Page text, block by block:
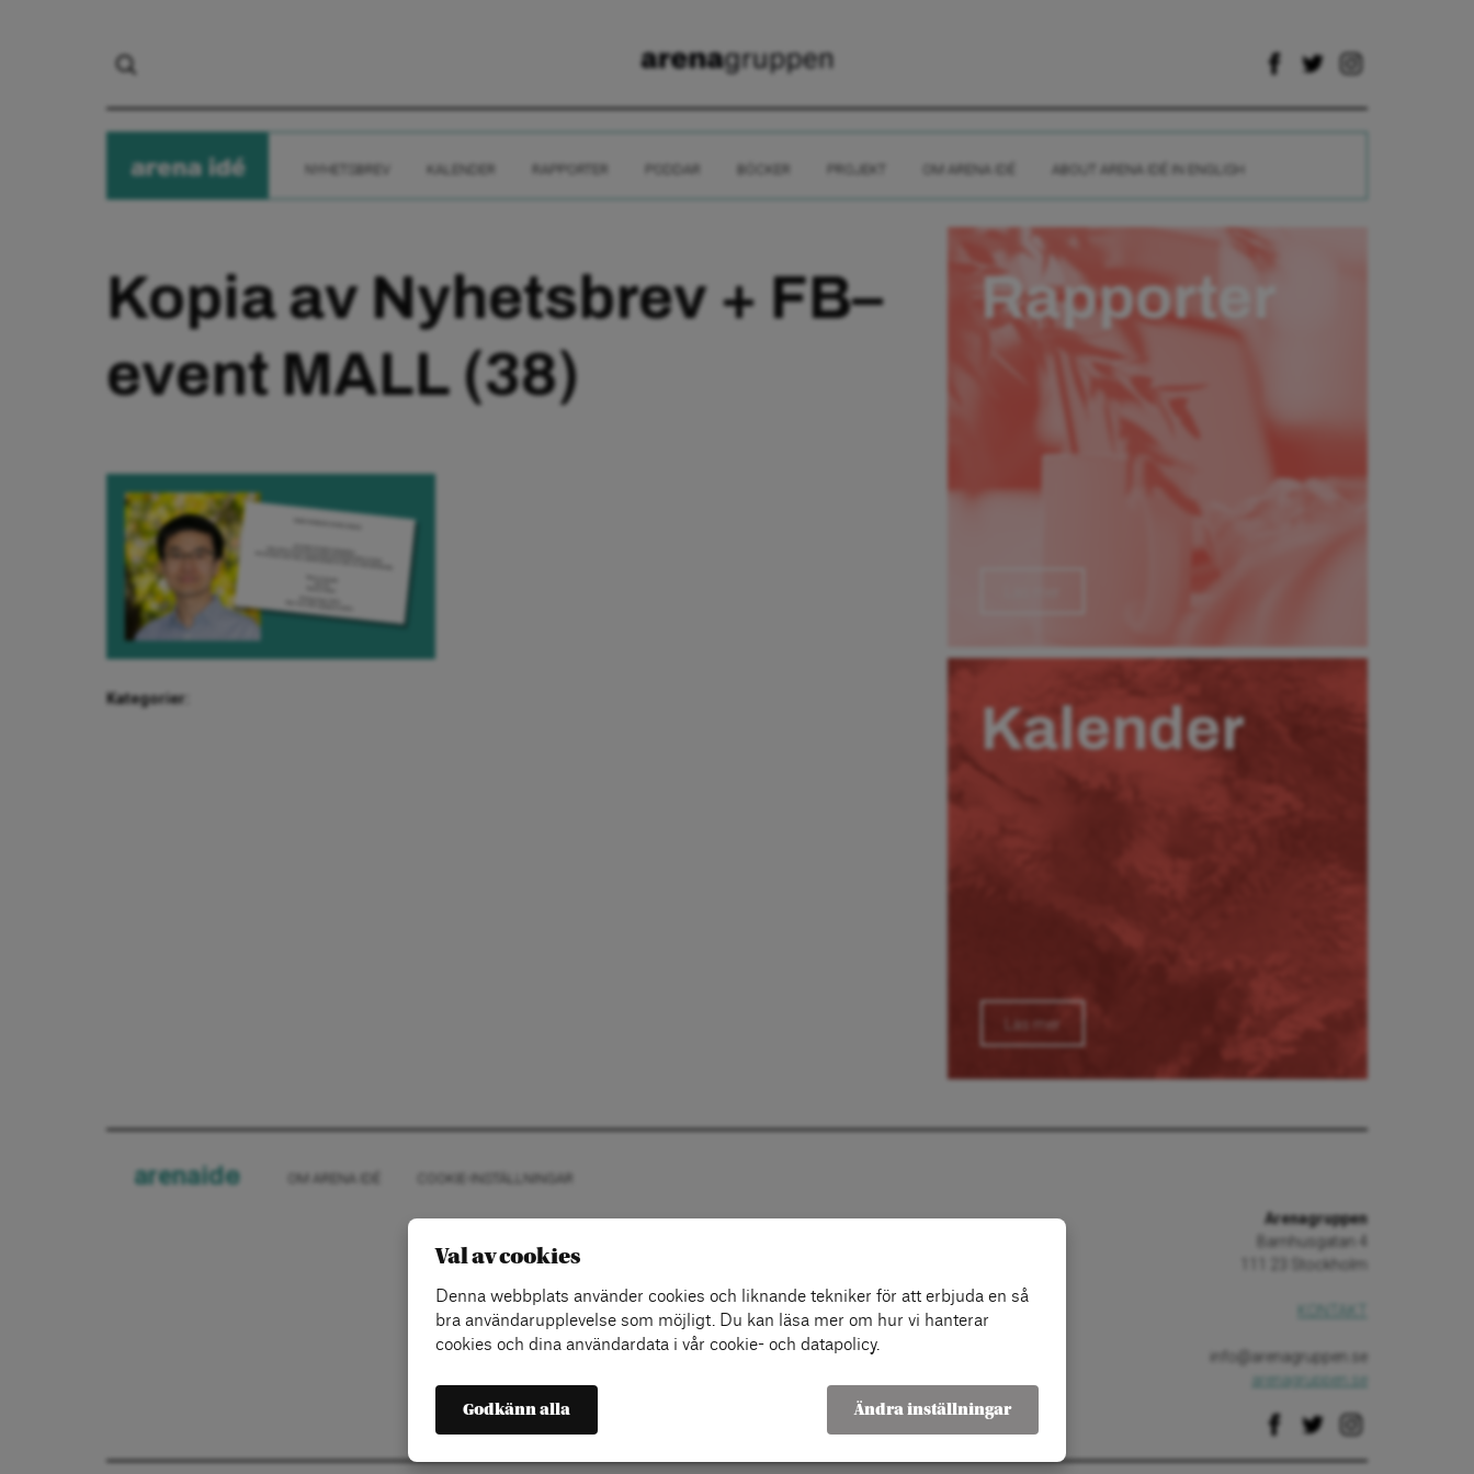
arenaide KALENDER RAPPORTER BÖCKER PROJEKT OM ARENA IDÉ ABOUT ARENA IDÉ IN ENGLISH
Kopia av Nyhetsbrev + FB–
event MALL (38)
Kategorier:
Rapporter
Kalender
Läs mer
arenaide OM ARENA IDÉ COOKIE-INSTÄLLNINGAR
Arenagruppen
Barnhusgatan 4
111 23 Stockholm
info@arenagruppen.se
arenagruppen.se
Val av cookies
Denna webbplats använder cookies och liknande tekniker för att erbjuda en så
bra användarupplevelse som möjligt. Du kan läsa mer om hur vi hanterar
cookies och dina användardata i vår cookie- och datapolicy.
Godkänn alla Ändra inställningar